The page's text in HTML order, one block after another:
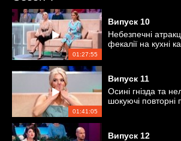
01:27:55
Випуск 10
Небезпечні
фекалії на кухні
01:41:05
Випуск 11
Осині гнізда та
шокуючі повторні
Випуск 12